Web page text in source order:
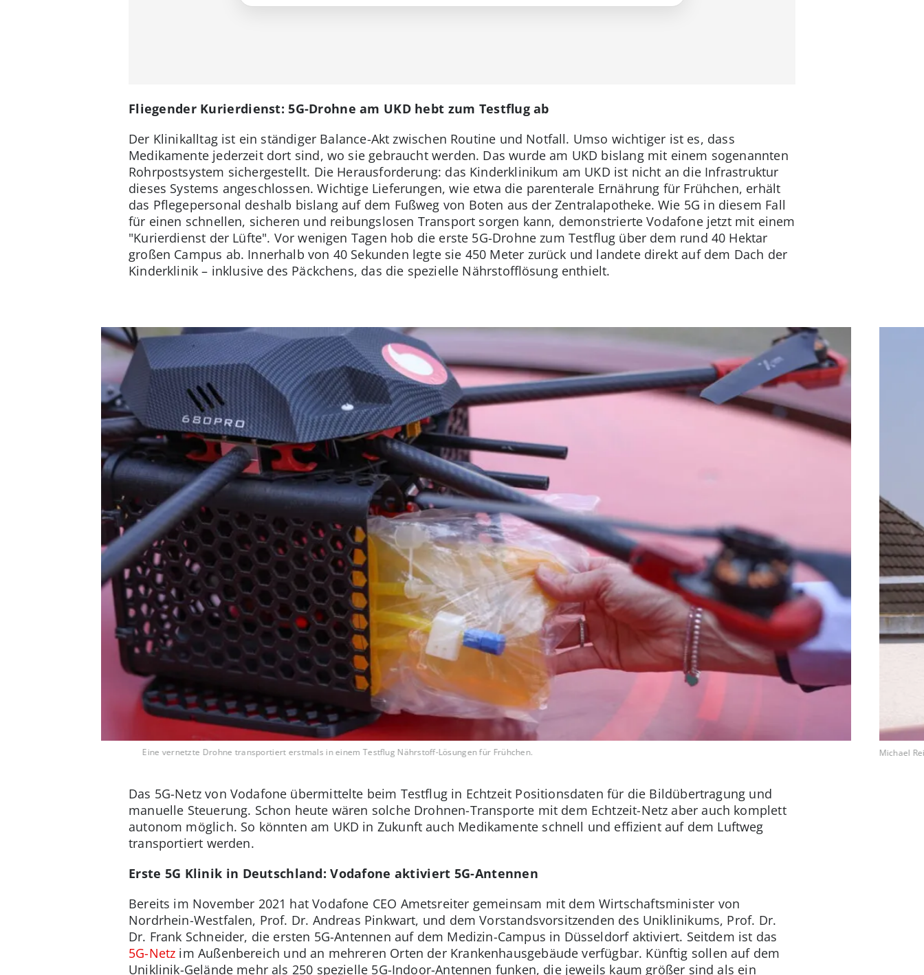
Fliegender Kurierdienst: 5G-Drohne am UKD hebt zum Testflug ab
Der Klinikalltag ist ein ständiger Balance-Akt zwischen Routine und Notfall. Umso wichtiger ist es, dass
Medikamente jederzeit dort sind, wo sie gebraucht werden. Das wurde am UKD bislang mit einem sogenannten
Rohrpostsystem sichergestellt. Die Herausforderung: das Kinderklinikum am UKD ist nicht an die Infrastruktur
dieses Systems angeschlossen. Wichtige Lieferungen, wie etwa die parenterale Ernährung für Frühchen, erhält
das Pflegepersonal deshalb bislang auf dem Fußweg von Boten aus der Zentralapotheke. Wie 5G in diesem Fall
für einen schnellen, sicheren und reibungslosen Transport sorgen kann, demonstrierte Vodafone jetzt mit einem
"Kurierdienst der Lüfte". Vor wenigen Tagen hob die erste 5G-Drohne zum Testflug über dem rund 40 Hektar
großen Campus ab. Innerhalb von 40 Sekunden legte sie 450 Meter zurück und landete direkt auf dem Dach der
Kinderklinik – inklusive des Päckchens, das die spezielle Nährstofflösung enthielt.
Eine vernetzte Drohne transportiert erstmals in einem Testflug Nährstoff-Lösungen für Frühchen. Michael
Das 5G-Netz von Vodafone übermittelte beim Testflug in Echtzeit Positionsdaten für die Bildübertragung und
manuelle Steuerung. Schon heute wären solche Drohnen-Transporte mit dem Echtzeit-Netz aber auch komplett
autonom möglich. So könnten am UKD in Zukunft auch Medikamente schnell und effizient auf dem Luftweg
transportiert werden.
Erste 5G Klinik in Deutschland: Vodafone aktiviert 5G-Antennen
Bereits im November 2021 hat Vodafone CEO Ametsreiter gemeinsam mit dem Wirtschaftsminister von
Nordrhein-Westfalen, Prof. Dr. Andreas Pinkwart, und dem Vorstandsvorsitzenden des Uniklinikums, Prof. Dr.
Dr. Frank Schneider, die ersten 5G-Antennen auf dem Medizin-Campus in Düsseldorf aktiviert. Seitdem ist das
5G-Netz im Außenbereich und an mehreren Orten der Krankenhausgebäude verfügbar. Künftig sollen auf dem
Uniklinik-Gelände mehr als 250 spezielle 5G-Indoor-Antennen funken, die jeweils kaum größer sind als ein